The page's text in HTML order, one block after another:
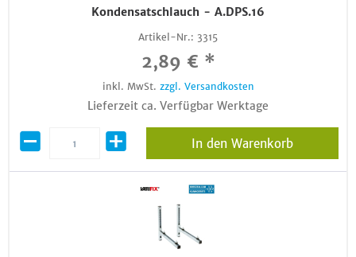
Kondensatschlauch - A.DPS.16
Artikel-Nr.: 3315
2,89 € *
inkl. MwSt. zzgl. Versandkosten
Lieferzeit ca. Verfügbar Werktage
In den Warenkorb